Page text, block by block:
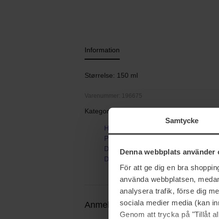
Samtycke
Denna webbplats använder
För att ge dig en bra
använda webbplatsen,
analysera trafik, förse dig
sociala medier media (kan
Genom att trycka på "Tillåt
Information
Størrelse: 150 ml
Varenummer: 196675
Kategorier:
Hjem
Parfume
Dameparfume
Daisy Wild Eau so Extra Refill
Anmeldelser (0) Spørgsmål og